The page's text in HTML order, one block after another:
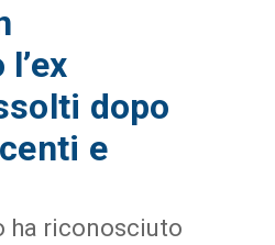
dopo
e
ha riconosciuto